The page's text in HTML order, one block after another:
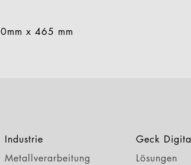
x 465 mm
Industrie
Metallverarbeitung
Geck Digital
Lösungen